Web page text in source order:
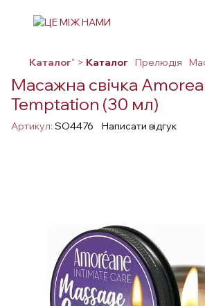
Каталог" > Каталог Прелюдія
Масажна свічка
Temptation (30 мл)
Артикул: SO4476 Написати відгук